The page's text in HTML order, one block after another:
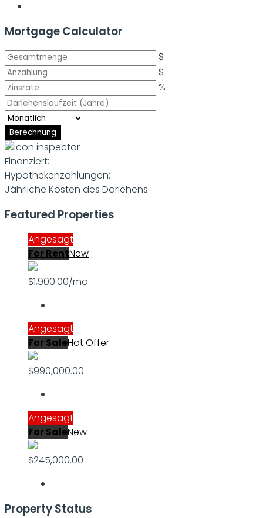
Mortgage Calculator
$
$
%
Berechnung
Finanziert:
Hypothekenzahlungen:
Jährliche Kosten des Darlehens:
Featured Properties
Angesagt
For RentNew
$1,900.00/mo
Angesagt
For SaleHot Offer
$990,000.00
Angesagt
For SaleNew
$245,000.00
Property Status